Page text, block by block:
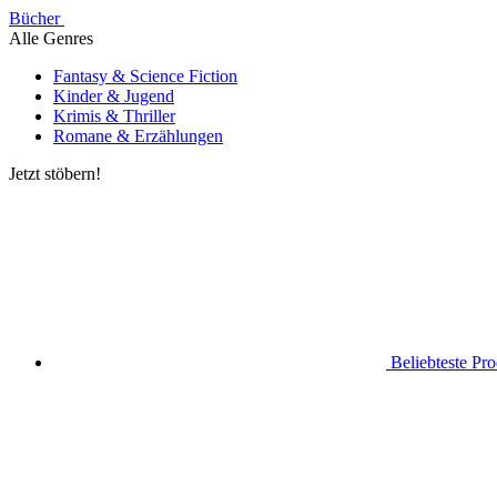
Bücher
Alle Genres
Fantasy & Science Fiction
Kinder & Jugend
Krimis & Thriller
Romane & Erzählungen
Jetzt stöbern!
Beliebteste